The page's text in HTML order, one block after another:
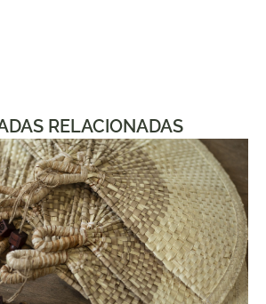
RELACIONADAS